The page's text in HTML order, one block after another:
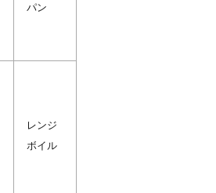
パン
レンジ
ボイル